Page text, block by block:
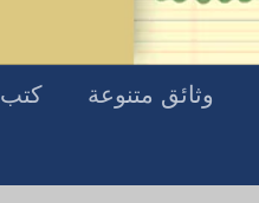
وثائق متنوعة كتب